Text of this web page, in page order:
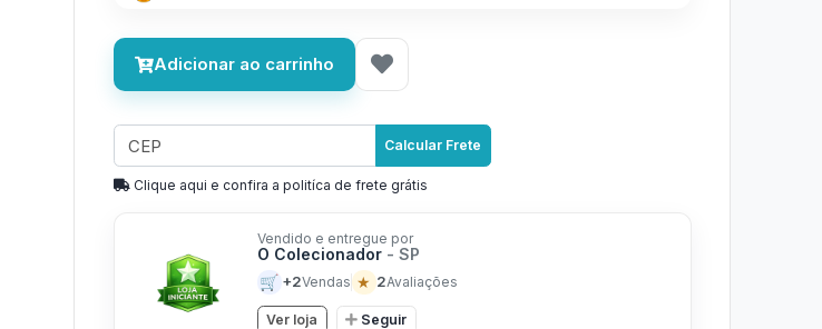
Adicionar ao carrinho
Calcular Frete
Clique aqui e confira a politíca de frete grátis
Vendido e entregue por
O Colecionador - SP
🛒 +2Vendas ★ 2Avaliações
Ver loja Seguir